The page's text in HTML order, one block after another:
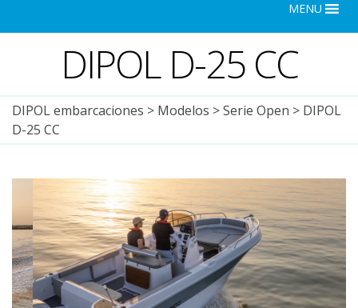
MENU
DIPOL D-25 CC
DIPOL embarcaciones > Modelos >Serie Open > DIPOL
D-25 CC